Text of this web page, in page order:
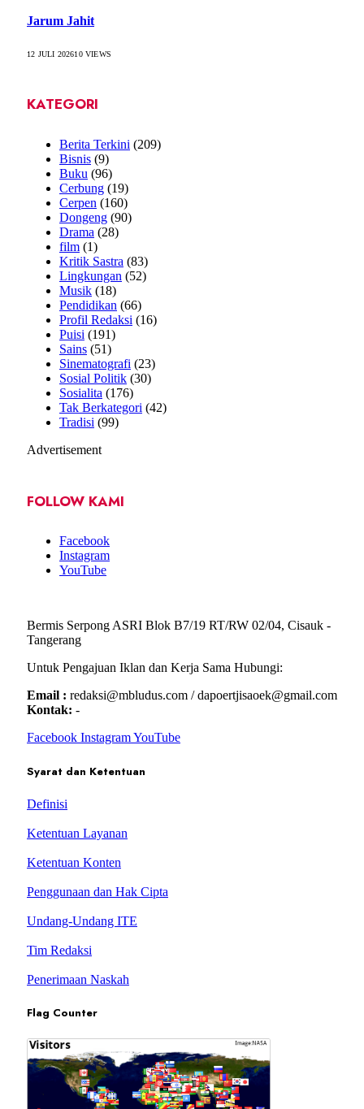
Jarum Jahit
12 JULI 202610VIEWS
KATEGORI
Berita Terkini (209)
Bisnis (9)
Buku (96)
Cerbung (19)
Cerpen (160)
Dongeng (90)
Drama (28)
film (1)
Kritik Sastra (83)
Lingkungan (52)
Musik (18)
Pendidikan (66)
Profil Redaksi (16)
Puisi (191)
Sains (51)
Sinematografi (23)
Sosial Politik (30)
Sosialita (176)
Tak Berkategori (42)
Tradisi (99)
Advertisement
FOLLOW KAMI
Facebook
Instagram
YouTube
Bermis Serpong ASRI Blok B7/19 RT/RW 02/04, Cisauk -
Tangerang
Untuk Pengajuan Iklan dan Kerja Sama Hubungi:
Email : redaksi@mbludus.com / dapoertjisaoek@gmail.com
Kontak: -
Facebook InstagramYouTube
Syarat dan Ketentuan
Definisi
Ketentuan Layanan
Ketentuan Konten
Penggunaan dan Hak Cipta
Undang-Undang ITE
Tim Redaksi
Penerimaan Naskah
Flag Counter